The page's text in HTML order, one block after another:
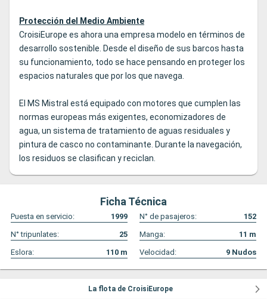
Protección del Medio Ambiente
CroisiEurope es ahora una empresa modelo en términos de
desarrollo sostenible. Desde el diseño de sus barcos hasta
su funcionamiento, todo se hace pensando en proteger los
espacios naturales que por los que navega.
El MS Mistral está equipado con motores que cumplen las
normas europeas más exigentes, economizadores de
agua, un sistema de tratamiento de aguas residuales y
pintura de casco no contaminante. Durante la navegación,
los residuos se clasifican y reciclan.
Ficha Técnica
Puesta en servicio: 1999 N° de pasajeros:
152
N° tripunlates:
25 Manga: 11 m
Eslora:
110 m Velocidad: 9 Nudos
La flota de CroisiEurope